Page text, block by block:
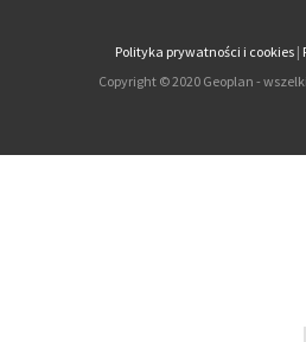
Polityka prywatności i cookies|
Copyright © 2020 Geoplan -